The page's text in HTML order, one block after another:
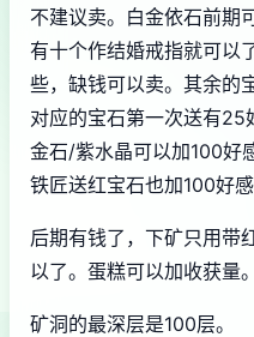
不建议卖。白金依石前期
有十个作结婚戒指就可以
些，缺钱可以卖。其余的
对应的宝石第一次送有
金石/紫水晶可以加100好
铁匠送红宝石也加100好
后期有钱了，下矿只用带
以了。蛋糕可以加收获量。
矿洞的最深层是100层。